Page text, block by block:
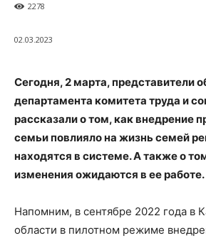
2278
02.03.2023
Сегодня, 2 марта, представители
департамента комитета труда и
рассказали о том, как внедрение
семьи повлияло на жизнь семей
находятся в системе. А также о
изменения ожидаются в ее работе.
Напомним, в сентябре 2022 года в
области в пилотном режиме